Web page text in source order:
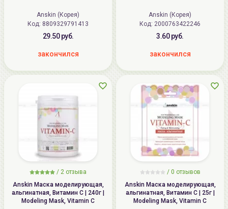
Anskin (Корея)
Код: 8809329791413
29.50 руб.
закончился
Anskin (Корея)
Код: 2000763422246
3.60 руб.
закончился
/ 2 отзыва
Anskin Маска моделирующая,
альгинатная, Витамин С | 240г |
Modeling Mask, Vitamin C
/ 0 отзывов
Anskin Маска моделирующая,
альгинатная, Витамин С | 25г |
Modeling Mask, Vitamin C